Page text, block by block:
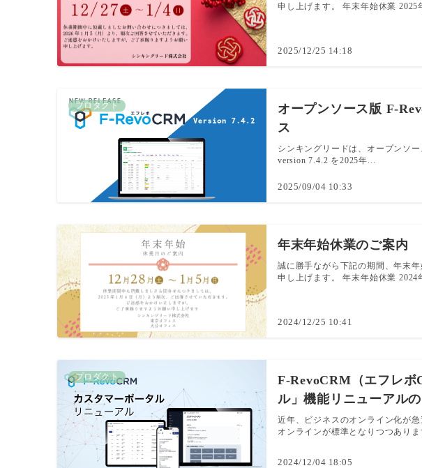
申し上げます。 年末年始休業 2025
2025/12/25 14:18
プロダクト
オープンソース版 F-
ス
シンキングリードは、オープンソ
version 7.4.2 を2025年...
2025/09/04 10:33
年末年始休業のご案内
誠に勝手ながら下記の期間、年末
申し上げます。 年末年始休業 2024
2024/12/25 10:41
プロダクト
F-RevoCRM（エフレボ
ル」機能リニューアル
近年、ビジネスのオンライン化が
オンラインが標準となりつつあり
2024/12/04 18:05